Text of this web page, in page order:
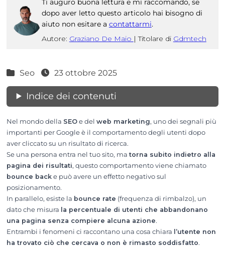
Ti auguro buona lettura e mi raccomando, se
dopo aver letto questo articolo hai bisogno di
aiuto non esitare a contattarmi.
Autore: Graziano De Maio | Titolare di Gdmtech
Seo 23 ottobre 2025
Indice dei contenuti
Nel mondo della SEOe del web marketing, uno dei segnali più
importanti per Google è il comportamento degli utenti dopo
aver cliccato su un risultato di ricerca.
Se una persona entra nel tuo sito, matorna subito indietro alla
pagina dei risultati, questo comportamento viene chiamato
bounce backe può avere un effetto negativo sul
posizionamento.
In parallelo, esiste la bounce rate (frequenza di rimbalzo), un
dato che misura la percentuale di utenti che abbandonano
una pagina senza compiere alcuna azione.
Entrambi i fenomeni ci raccontano una cosa chiara l’utente non
ha trovato ciò che cercava o non è rimasto soddisfatto.